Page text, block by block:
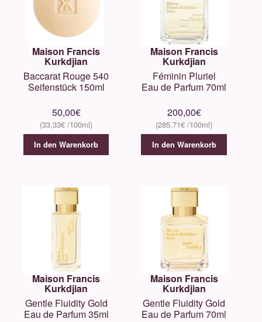
Maison Francis
Kurkdjian
Baccarat Rouge 540
Seifenstück 150ml
50,00€
33,33€
In den Warenkorb
Maison Francis
Kurkdjian
Féminin Pluriel
Eau de Parfum 70ml
200,00€
285,71€
In den Warenkorb
Maison Francis
Kurkdjian
Gentle Fluidity Gold
Eau de Parfum 35ml
Maison Francis
Kurkdjian
Gentle Fluidity Gold
Eau de Parfum 70ml